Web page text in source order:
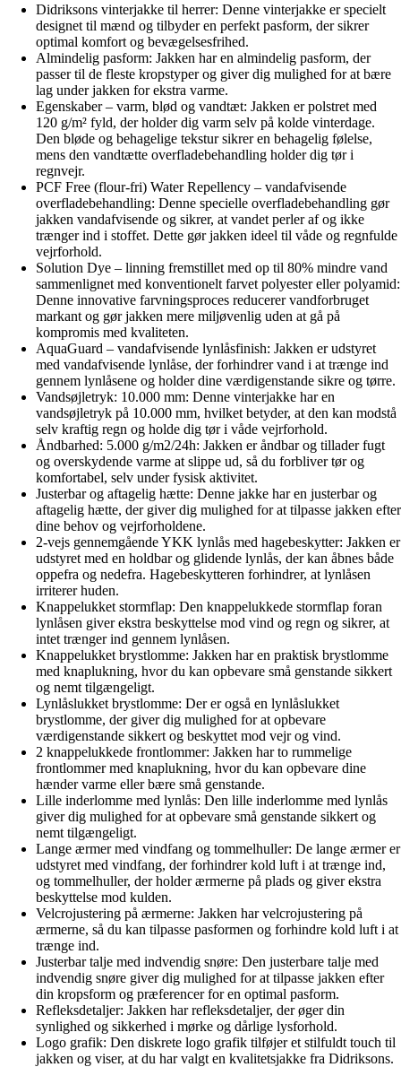
Didriksons vinterjakke til herrer: Denne vinterjakke er specielt
designet til mænd og tilbyder en perfekt pasform, der sikrer
optimal komfort og bevægelsesfrihed.
Almindelig pasform: Jakken har en almindelig pasform, der
passer til de fleste kropstyper og giver dig mulighed for at bære
lag under jakken for ekstra varme.
Egenskaber – varm, blød og vandtæt: Jakken er polstret med
120 g/m² fyld, der holder dig varm selv på kolde vinterdage.
Den bløde og behagelige tekstur sikrer en behagelig følelse,
mens den vandtætte overfladebehandling holder dig tør i
regnvejr.
PCF Free (flour-fri) Water Repellency – vandafvisende
overfladebehandling: Denne specielle overfladebehandling gør
jakken vandafvisende og sikrer, at vandet perler af og ikke
trænger ind i stoffet. Dette gør jakken ideel til våde og regnfulde
vejrforhold.
Solution Dye – linning fremstillet med op til 80% mindre vand
sammenlignet med konventionelt farvet polyester eller polyamid:
Denne innovative farvningsproces reducerer vandforbruget
markant og gør jakken mere miljøvenlig uden at gå på
kompromis med kvaliteten.
AquaGuard – vandafvisende lynlåsfinish: Jakken er udstyret
med vandafvisende lynlåse, der forhindrer vand i at trænge ind
gennem lynlåsene og holder dine værdigenstande sikre og tørre.
Vandsøjletryk: 10.000 mm: Denne vinterjakke har en
vandsøjletryk på 10.000 mm, hvilket betyder, at den kan modstå
selv kraftig regn og holde dig tør i våde vejrforhold.
Åndbarhed: 5.000 g/m2/24h: Jakken er åndbar og tillader fugt
og overskydende varme at slippe ud, så du forbliver tør og
komfortabel, selv under fysisk aktivitet.
Justerbar og aftagelig hætte: Denne jakke har en justerbar og
aftagelig hætte, der giver dig mulighed for at tilpasse jakken efter
dine behov og vejrforholdene.
2-vejs gennemgående YKK lynlås med hagebeskytter: Jakken er
udstyret med en holdbar og glidende lynlås, der kan åbnes både
oppefra og nedefra. Hagebeskytteren forhindrer, at lynlåsen
irriterer huden.
Knappelukket stormflap: Den knappelukkede stormflap foran
lynlåsen giver ekstra beskyttelse mod vind og regn og sikrer, at
intet trænger ind gennem lynlåsen.
Knappelukket brystlomme: Jakken har en praktisk brystlomme
med knaplukning, hvor du kan opbevare små genstande sikkert
og nemt tilgængeligt.
Lynlåslukket brystlomme: Der er også en lynlåslukket
brystlomme, der giver dig mulighed for at opbevare
værdigenstande sikkert og beskyttet mod vejr og vind.
2 knappelukkede frontlommer: Jakken har to rummelige
frontlommer med knaplukning, hvor du kan opbevare dine
hænder varme eller bære små genstande.
Lille inderlomme med lynlås: Den lille inderlomme med lynlås
giver dig mulighed for at opbevare små genstande sikkert og
nemt tilgængeligt.
Lange ærmer med vindfang og tommelhuller: De lange ærmer er
udstyret med vindfang, der forhindrer kold luft i at trænge ind,
og tommelhuller, der holder ærmerne på plads og giver ekstra
beskyttelse mod kulden.
Velcrojustering på ærmerne: Jakken har velcrojustering på
ærmerne, så du kan tilpasse pasformen og forhindre kold luft i at
trænge ind.
Justerbar talje med indvendig snøre: Den justerbare talje med
indvendig snøre giver dig mulighed for at tilpasse jakken efter
din kropsform og præferencer for en optimal pasform.
Refleksdetaljer: Jakken har refleksdetaljer, der øger din
synlighed og sikkerhed i mørke og dårlige lysforhold.
Logo grafik: Den diskrete logo grafik tilføjer et stilfuldt touch til
jakken og viser, at du har valgt en kvalitetsjakke fra Didriksons.